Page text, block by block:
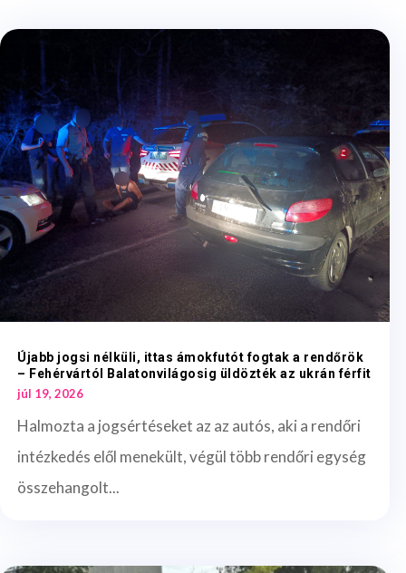
Újabb jogsi nélküli, ittas ámokfutót fogtak a rendőrök
– Fehérvártól Balatonvilágosig üldözték az ukrán férfit
júl 19, 2026
Halmozta a jogsértéseket az az autós, aki a rendőri
intézkedés elől menekült, végül több rendőri egység
összehangolt...